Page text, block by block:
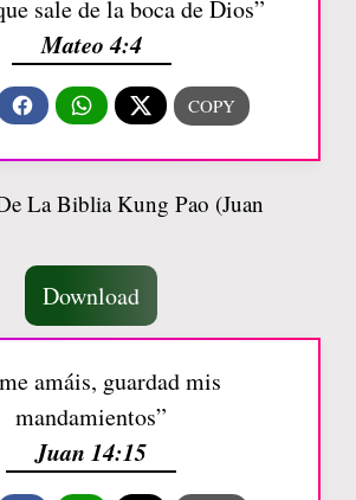
sale de la boca de Dios”
Mateo 4:4
Download
amáis, guardad mis
mandamientos”
Juan 14:15